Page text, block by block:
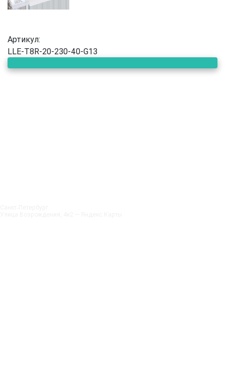
Артикул:
LLE-T8R-20-230-40-G13